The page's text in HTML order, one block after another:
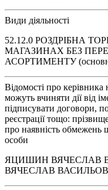
Види діяльності
52.12.0 РОЗДРІБНА
МАГАЗИНАХ БЕЗ
АСОРТИМЕНТУ
Відомості про
можуть вчиняти дії від
підписувати договори,
реєстрації тощо:
про наявність обмежень
особи
ЯЦИШИН ВЯЧЕСЛАВ
ВЯЧЕСЛАВ